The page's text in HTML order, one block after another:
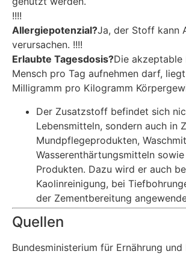
!!!!
Allergiepotenzial?Ja, der Stoff kann
verursachen. !!!!
Erlaubte Tagesdosis?Die akzeptable
Mensch pro Tag aufnehmen darf,
Milligramm pro Kilogramm
Der Zusatzstoff befindet sich
Lebensmitteln, sondern auch in
Mundpflegeprodukten,
Wasserenthärtungsmitteln
Produkten. Dazu wird er auch
Kaolinreinigung, bei
der Zementbereitung
Quellen
Bundesministerium für Ernährung